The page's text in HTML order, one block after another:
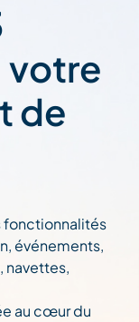
votre
de
fonctionnalités
événements,
navettes,
au cœur du